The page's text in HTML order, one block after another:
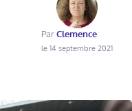
ParClemence
le 14 septembre 2021